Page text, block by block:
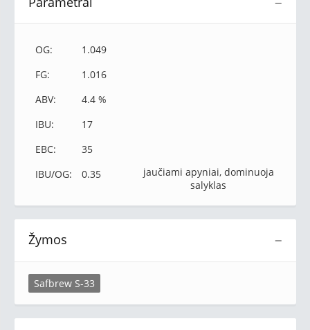
OG:
1.049
FG:
1.016
ABV:
4.4 %
IBU:
17
EBC:
35
IBU/OG:
0.35
jaučiami apyniai, dominuoja
salyklas
−
Žymos
Safbrew S-33